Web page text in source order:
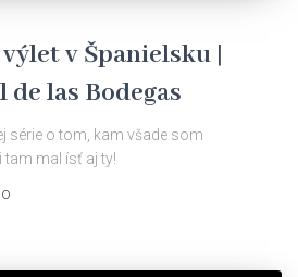
v Španielsku |
de las Bodegas
série o tom, kam všade som
mal ísť aj ty!